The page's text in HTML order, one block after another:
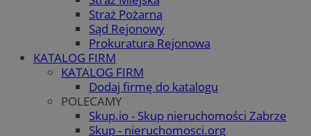
Straż Pożarna
Sąd Rejonowy
Prokuratura Rejonowa
KATALOG FIRM
KATALOG FIRM
Dodaj firmę do katalogu
POLECAMY
Skup.io - Skup nieruchomości Zabrze
Skup - nieruchomosci.org